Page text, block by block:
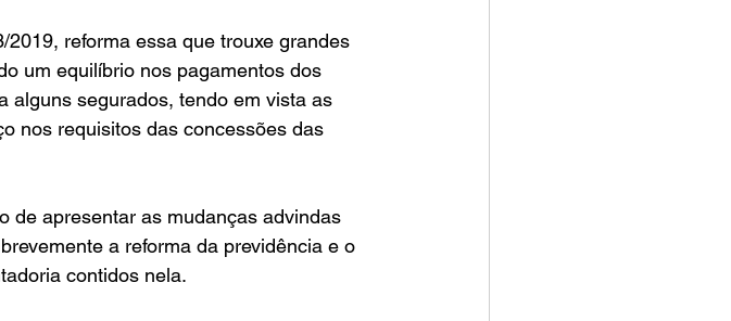
reforma essa que trouxe grandes
um equilíbrio nos pagamentos dos
alguns segurados, tendo em vista as
nos requisitos das concessões das
de apresentar as mudanças advindas
a reforma da previdência e o
contidos nela.